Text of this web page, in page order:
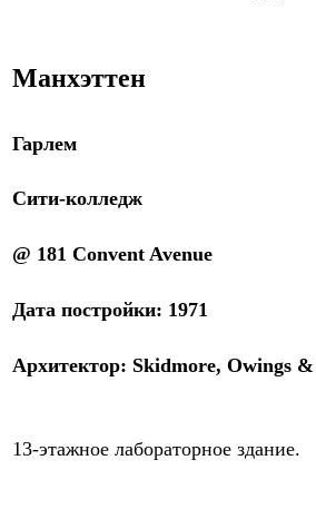
Манхэттен
Гарлем
Сити-колледж
@ 181 Convent Avenue
Дата постройки: 1971
Архитектор: Skidmore, Owings
13-этажное лабораторное здание.